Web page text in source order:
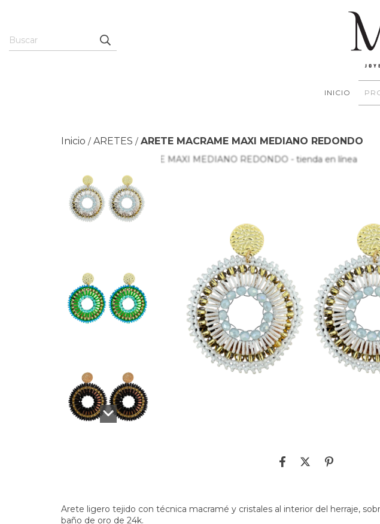
INICIO
Inicio / ARETES / ARETE MACRAME MAXI MEDIANO REDONDO
Arete ligero tejido con técnica macramé y cristales al interior del herraje,
baño de oro de 24k.